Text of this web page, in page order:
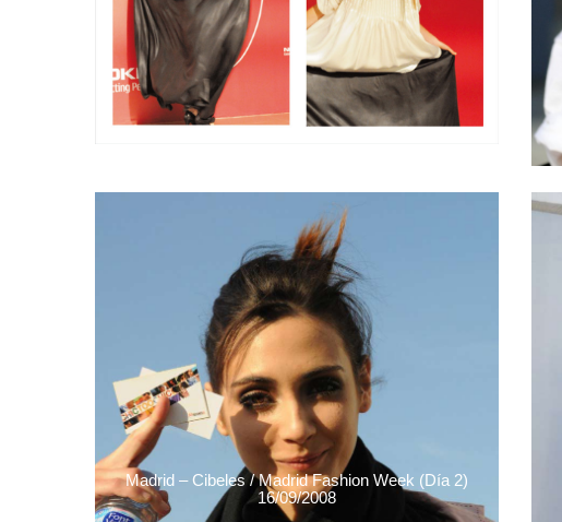
Madrid – Cibeles / Madrid Fashion Week (Día 2)
16/09/2008